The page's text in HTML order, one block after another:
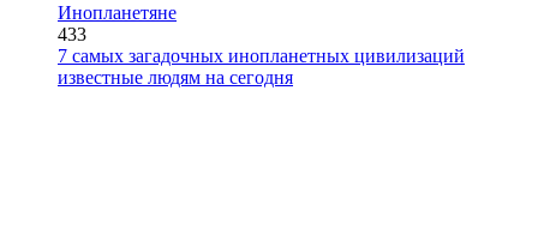
Инопланетяне
433
7 самых загадочных инопланетных цивилизаций
известные людям на сегодня